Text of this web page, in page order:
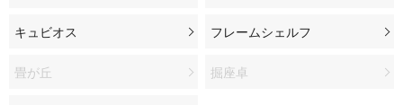
キュビオス フレームシェルフ
畳が丘 掘座卓